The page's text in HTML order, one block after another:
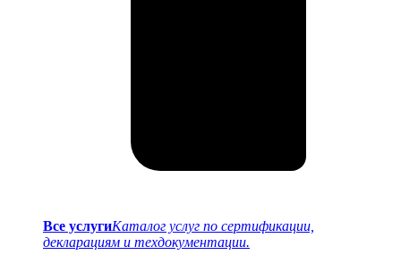
Все услугиКаталог услуг по сертификации,
декларациям и техдокументации.